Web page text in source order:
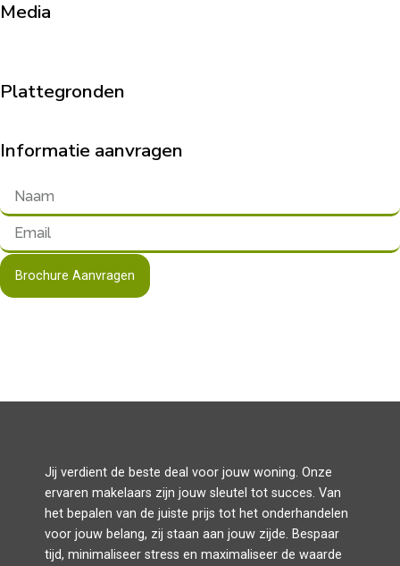
Media
Plattegronden
Informatie aanvragen
Brochure Aanvragen
Jij verdient de beste deal voor jouw woning. Onze
ervaren makelaars zijn jouw sleutel tot succes. Van
het bepalen van de juiste prijs tot het onderhandelen
voor jouw belang, zij staan aan jouw zijde. Bespaar
tijd, minimaliseer stress en maximaliseer de waarde